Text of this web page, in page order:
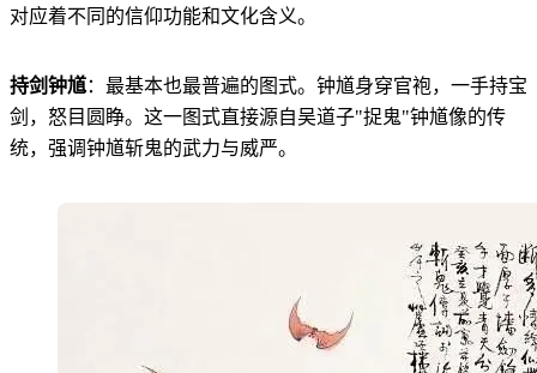
对应着不同的信仰功能和文化含义。
持剑钟馗：最基本也最普遍的图式。钟馗身穿官袍，一手持宝
剑，怒目圆睁。这一图式直接源自吴道子"捉鬼"钟馗像的传
统，强调钟馗斩鬼的武力与威严。